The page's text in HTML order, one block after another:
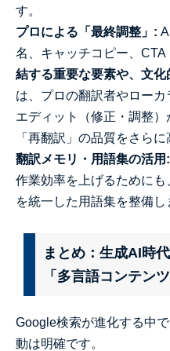
す。
プロによる「最終調整」:
名、キャッチコピー、CTA
結する重要な要素や、文
は、プロの翻訳者やロー
エディット（修正・調整
「再翻訳」の品質をさら
翻訳メモリ・用語集の活用:
作業効率を上げるために
を統一した用語集を整備し
まとめ：生成AI時
「多言語コンテン
Google検索が進化する中
動は明確です。